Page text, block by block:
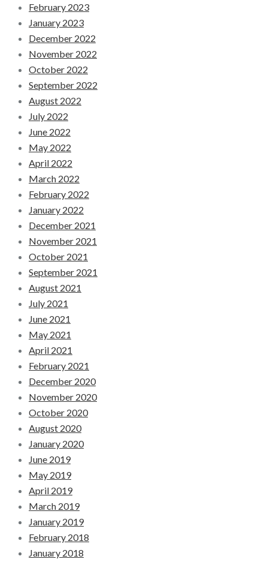
February 2023
January 2023
December 2022
November 2022
October 2022
September 2022
August 2022
July 2022
June 2022
May 2022
April 2022
March 2022
February 2022
January 2022
December 2021
November 2021
October 2021
September 2021
August 2021
July 2021
June 2021
May 2021
April 2021
February 2021
December 2020
November 2020
October 2020
August 2020
January 2020
June 2019
May 2019
April 2019
March 2019
January 2019
February 2018
January 2018